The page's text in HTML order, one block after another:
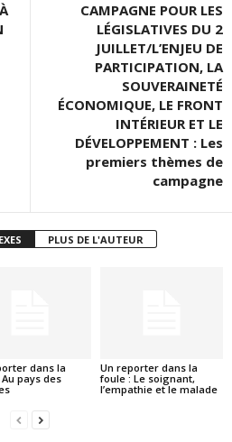
CAMPAGNE POUR LES
LÉGISLATIVES DU 2
JUILLET/L’ENJEU DE
PARTICIPATION, LA
SOUVERAINETÉ
ÉCONOMIQUE, LE FRONT
INTÉRIEUR ET LE
DÉVELOPPEMENT : Les
premiers thèmes de
campagne
PLUS DE L'AUTEUR
dans la
pays des
Un reporter dans la
foule : Le soignant,
l’empathie et le malade